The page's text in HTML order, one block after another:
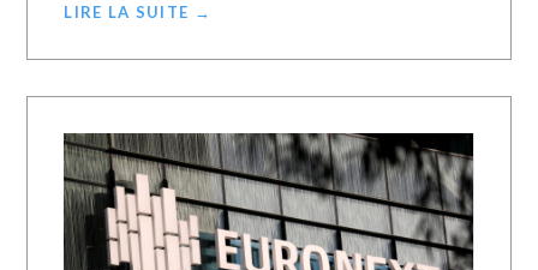
LIRE LA SUITE →